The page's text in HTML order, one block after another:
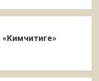
«Кимчитиге»